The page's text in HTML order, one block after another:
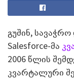
გუშინ,
Salesforce-მა
2006 წლის
კვარტალური